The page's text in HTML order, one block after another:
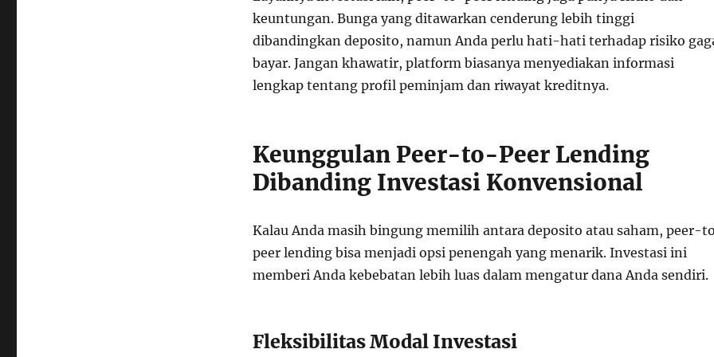
keuntungan. Bunga yang ditawarkan cenderung lebih tinggi
dibandingkan deposito, namun Anda perlu hati-hati terhadap risiko
bayar. Jangan khawatir, platform biasanya menyediakan informasi
lengkap tentang profil peminjam dan riwayat kreditnya.
Keunggulan Peer-to-Peer Lending
Dibanding Investasi Konvensional
Kalau Anda masih bingung memilih antara deposito atau saham, peer-
peer lending bisa menjadi opsi penengah yang menarik. Investasi ini
memberi Anda kebebatan lebih luas dalam mengatur dana Anda sendiri.
Fleksibilitas Modal Investasi